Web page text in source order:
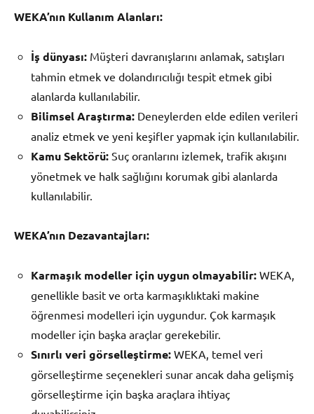
WEKA’nın Kullanım Alanları:
İş dünyası: Müşteri davranışlarını anlamak, satışları
tahmin etmek ve dolandırıcılığı tespit etmek gibi
alanlarda kullanılabilir.
Bilimsel Araştırma: Deneylerden elde edilen verileri
analiz etmek ve yeni keşifler yapmak için kullanılabilir.
Kamu Sektörü: Suç oranlarını izlemek, trafik akışını
yönetmek ve halk sağlığını korumak gibi alanlarda
kullanılabilir.
WEKA’nın Dezavantajları:
Karmaşık modeller için uygun olmayabilir: WEKA,
genellikle basit ve orta karmaşıklıktaki makine
öğrenmesi modelleri için uygundur. Çok karmaşık
modeller için başka araçlar gerekebilir.
Sınırlı veri görselleştirme: WEKA, temel veri
görselleştirme seçenekleri sunar ancak daha gelişmiş
görselleştirme için başka araçlara ihtiyaç